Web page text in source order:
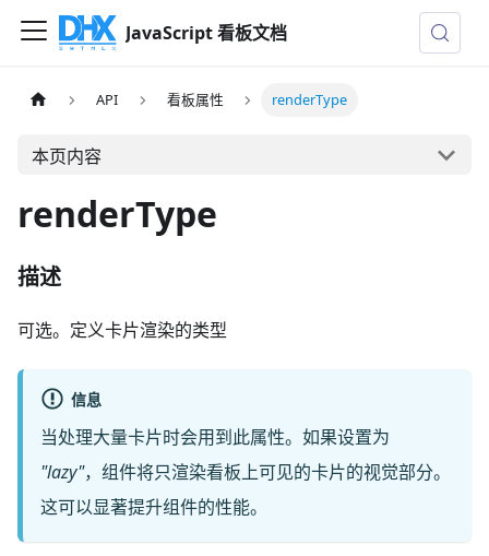
JavaScript 看板文档
API 看板属性 renderType
本页内容
renderType
描述
可选。定义卡片渲染的类型
信息
当处理大量卡片时会用到此属性。如果设置为
"lazy"，组件将只渲染看板上可见的卡片的视觉部分。
这可以显著提升组件的性能。